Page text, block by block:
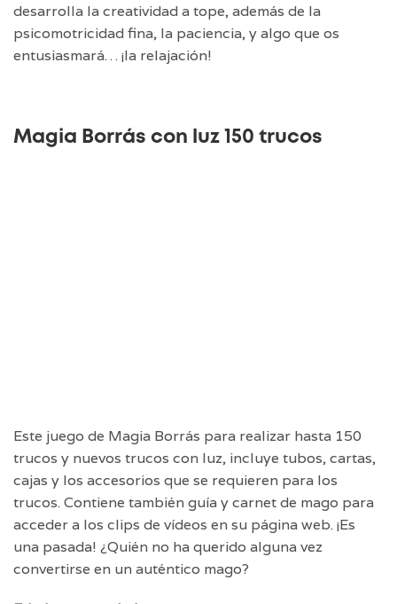
desarrolla la creatividad a tope, además de la
psicomotricidad fina, la paciencia, y algo que os
entusiasmará… ¡la relajación!
Magia Borrás con luz 150 trucos
Este juego de Magia Borrás para realizar hasta 150
trucos y nuevos trucos con luz, incluye tubos, cartas,
cajas y los accesorios que se requieren para los
trucos. Contiene también guía y carnet de mago para
acceder a los clips de vídeos en su página web. ¡Es
una pasada! ¿Quién no ha querido alguna vez
convertirse en un auténtico mago?